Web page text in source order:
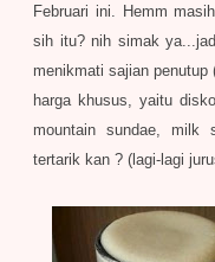
Februari ini. Hemm
sih itu? nih simak
menikmati sajian penutup
harga khusus, yaitu
mountain sundae, milk
tertarik kan ? (lagi-lagi